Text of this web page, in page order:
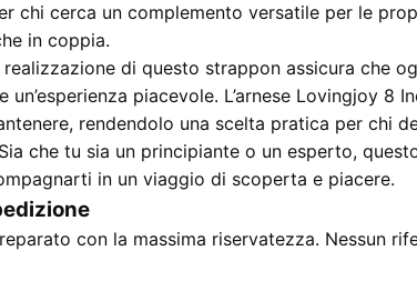
chi cerca un complemento versatile per le
in coppia.
realizzazione di questo strappon assicura che
piacevole. L’arnese Lovingjoy 8
rendendolo una scelta pratica per chi
che tu sia un principiante o un esperto,
in un viaggio di scoperta e piacere.
con la massima riservatezza. Nessun